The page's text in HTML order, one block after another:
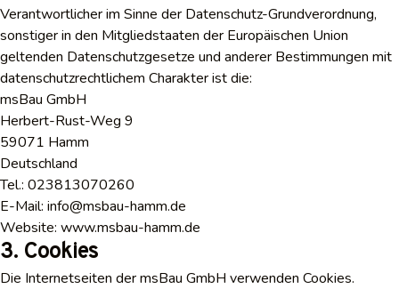
Verantwortlicher im Sinne der Datenschutz-Grundverordnung,
sonstiger in den Mitgliedstaaten der Europäischen Union
geltenden Datenschutzgesetze und anderer Bestimmungen mit
datenschutzrechtlichem Charakter ist die:
msBau GmbH
Herbert-Rust-Weg 9
59071 Hamm
Deutschland
Tel.: 023813070260
E-Mail: info@msbau-hamm.de
Website: www.msbau-hamm.de
3. Cookies
Die Internetseiten der msBau GmbH verwenden Cookies.